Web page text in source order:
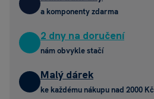
a komponenty zdarma
2 dny na doručení
nám obvykle stačí
Malý dárek
ke každému nákupu nad 2000 Kč